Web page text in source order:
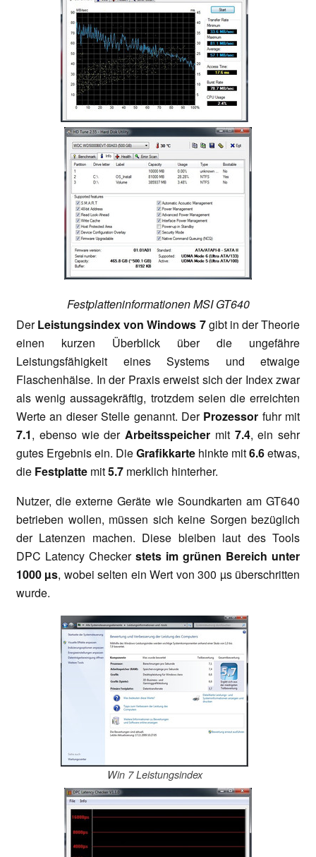
Festplatteninformationen MSI GT640
DerLeistungsindex von Windows 7gibt in der Theorie
einen kurzen Überblick über die ungefähre
Leistungsfähigkeit eines Systems und etwaige
Flaschenhälse. In der Praxis erweist sich der Index zwar
als wenig aussagekräftig, trotzdem seien die erreichten
Werte an dieser Stelle genannt. Der Prozessor fuhr mit
7.1, ebenso wie der Arbeitsspeicher mit7.4, ein sehr
gutes Ergebnis ein. DieGrafikkarte hinkte mit6.6etwas,
die Festplatte mit5.7 merklich hinterher.
Nutzer, die externe Geräte wie Soundkarten am GT640
betrieben wollen, müssen sich keine Sorgen bezüglich
der Latenzen machen. Diese bleiben laut des Tools
DPC Latency Checker stets im grünen Bereich unter
1000 µs, wobei selten ein Wert von 300 µs überschritten
wurde.
Win 7 Leistungsindex